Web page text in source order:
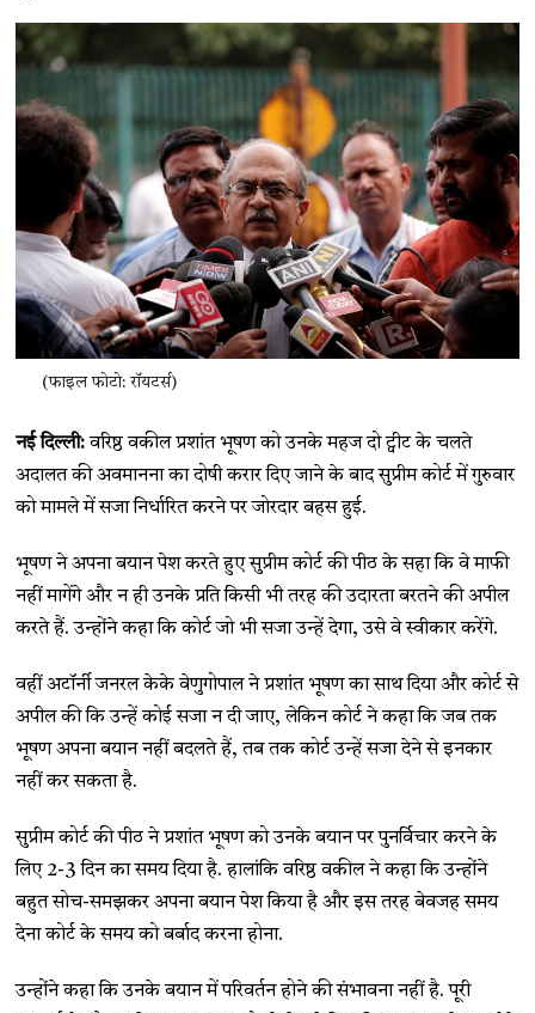
(फाइल फोटो: रॉयटर्स)
नई दिल्ली:वरिष्ठ वकील प्रशांत भूषण को उनके महज दो ट्वीट के चलते
अदालत की अवमानना का दोषी करार दिए जाने के बाद सुप्रीम कोर्ट में गुरुवार
को मामले में सजा निर्धारित करने पर जोरदार बहस हुई.
भूषण ने अपना बयान पेश करते हुए सुप्रीम कोर्ट की पीठ के सहा कि वे माफी
नहीं मागेंगे और न ही उनके प्रति किसी भी तरह की उदारता बरतने की अपील
करते हैं. उन्होंने कहा कि कोर्ट जो भी सजा उन्हें देगा, उसे वे स्वीकार करेंगे.
वहीं अटॉर्नी जनरल केके वेणुगोपाल ने प्रशांत भूषण का साथ दिया और कोर्ट से
अपील की कि उन्हें कोई सजा न दी जाए, लेकिन कोर्ट ने कहा कि जब तक
भूषण अपना बयान नहीं बदलते हैं, तब तक कोर्ट उन्हें सजा देने से इनकार
नहीं कर सकता है.
सुप्रीम कोर्ट की पीठ ने प्रशांत भूषण को उनके बयान पर पुनर्विचार करने के
लिए 2-3 दिन का समय दिया है. हालांकि वरिष्ठ वकील ने कहा कि उन्होंने
बहुत सोच-समझकर अपना बयान पेश किया है और इस तरह बेवजह समय
देना कोर्ट के समय को बर्बाद करना होना.
उन्होंने कहा कि उनके बयान में परिवर्तन होने की संभावना नहीं है. पूरी